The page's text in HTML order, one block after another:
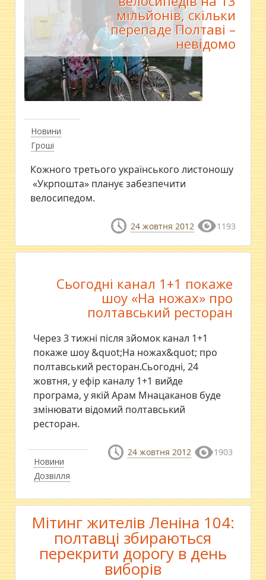
Новини
Гроші
мільйонів, скільки
перепаде Полтаві –
невідомо
Кожного третього українського листоношу
«Укрпошта» планує забезпечити
велосипедом.
24 жовтня 2012 1193
Новини
Дозвілля
Сьогодні канал 1+1 покаже
шоу «На ножах» про
полтавський ресторан
Через 3 тижні після зйомок канал 1+1
покаже шоу &quot;На ножах&quot; про
полтавський ресторан.Сьогодні, 24
жовтня, у ефір каналу 1+1 вийде
програма, у якій Арам Мнацаканов буде
змінювати відомий полтавський
ресторан.
24 жовтня 2012 1903
Мітинг жителів Леніна 104:
полтавці збираються
перекрити дорогу в день
виборів